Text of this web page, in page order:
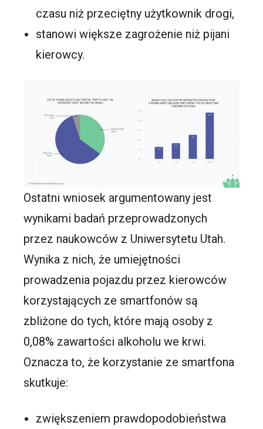
czasu niż przeciętny użytkownik drogi,
stanowi większe zagrożenie niż pijani
kierowcy.
Ostatni wniosek argumentowany jest
wynikami badań przeprowadzonych
przez naukowców z Uniwersytetu Utah.
Wynika z nich, że umiejętności
prowadzenia pojazdu przez kierowców
korzystających ze smartfonów są
zbliżone do tych, które mają osoby z
0,08% zawartości alkoholu we krwi.
Oznacza to, że korzystanie ze smartfona
skutkuje:
zwiększeniem prawdopodobieństwa